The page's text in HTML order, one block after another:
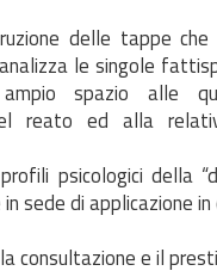
delle tappe
le singole
ampio spazio alle
reato ed alla
psicologici della
sede di applicazione
consultazione e il